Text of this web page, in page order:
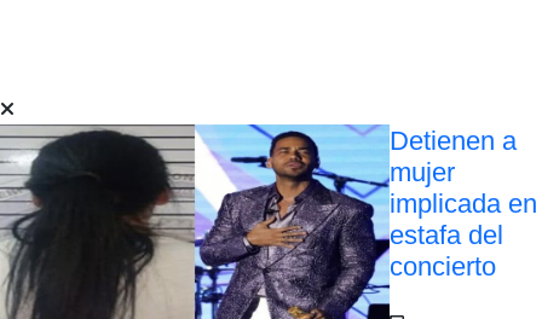
Detienen a
mujer
implicada en
estafa del
concierto